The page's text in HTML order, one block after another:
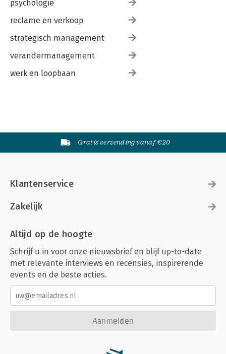
psychologie
reclame en verkoop
strategisch management
verandermanagement
werk en loopbaan
Gratis verzending vanaf €20
Klantenservice
Zakelijk
Altijd op de hoogte
Schrijf u in voor onze nieuwsbrief en blijf up-to-date
met relevante interviews en recensies, inspirerende
events en de beste acties.
Aanmelden